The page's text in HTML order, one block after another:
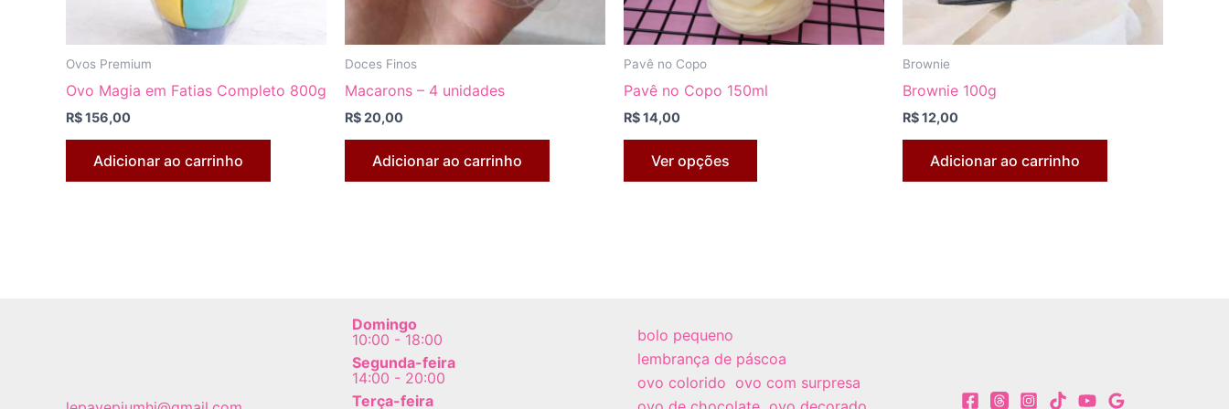
produto
Ovos Premium
Ovo Magia em Fatias Completo 800g
R$156,00
Adicionar ao carrinho
Doces Finos
Macarons – 4 unidades
R$20,00
Adicionar ao carrinho
Pavê no Copo
Pavê no Copo 150ml
R$14,00
Ver opções
Este
escolhidas
na
página
Brownie
Brownie 100g
R$12,00
Adicionar ao carrinho
Domingo
10:00 - 18:00
Segunda-feira
14:00 - 20:00
Terça-feira
bolo pequeno
lembrança de páscoa
ovo colorido ovo com surpresa